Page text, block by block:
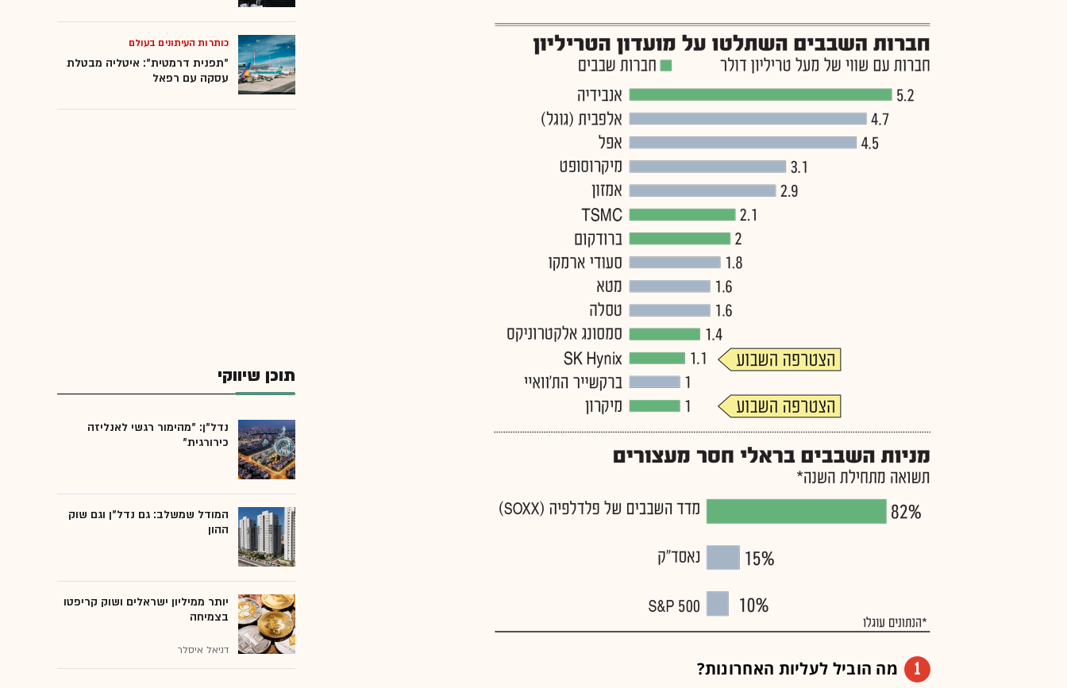
1 מה הוביל לעליות האחרונות?
כותרות העיתונים בעולם
"תפנית דרמטית": איטליה מבטלת
עסקה עם רפאל
תוכן שיווקי
נדל"ן: "מהימור רגשי לאנליזה
כירורגית"
המודל שמשלב: גם נדל"ן וגם שוק
ההון
יותר ממיליון ישראלים ושוק קריפטו
בצמיחה
דניאל איסלר